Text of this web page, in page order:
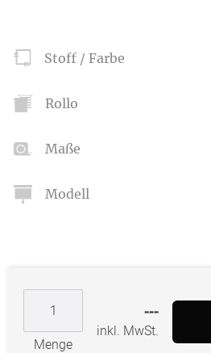
Stoff / Farbe
Rollo
Maße
Modell
Menge
---
inkl. MwSt.